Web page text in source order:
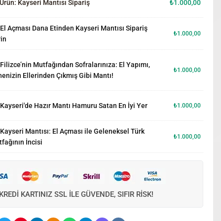
Kayseri Mantısı Sipariş ₺1.000,00
El Açması Dana Etinden Kayseri Mantısı Sipariş
₺1.000,00
Filizce’nin Mutfağından Sofralarınıza: El Yapımı,
Ellerinden Çıkmış Gibi Mantı!
₺1.000,00
Kayseri'de Hazır Mantı Hamuru Satan En İyi Yer ₺1.000,00
Kayseri Mantısı: El Açması ile Geleneksel Türk
İncisi
₺1.000,00
KREDI KARTINIZ SSL ILE GÜVENDE, SIFIR RISK!